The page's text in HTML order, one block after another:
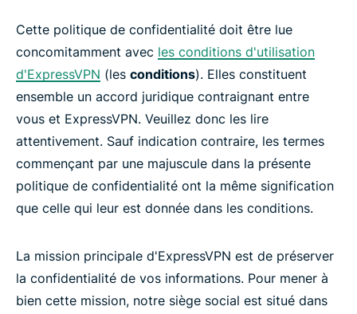
Cette politique de confidentialité doit être lue
concomitamment avec les conditions d'utilisation
d'ExpressVPN (les conditions). Elles constituent
ensemble un accord juridique contraignant entre
vous et ExpressVPN. Veuillez donc les lire
attentivement. Sauf indication contraire, les termes
commençant par une majuscule dans la présente
politique de confidentialité ont la même signification
que celle qui leur est donnée dans les conditions.
La mission principale d'ExpressVPN est de préserver
la confidentialité de vos informations. Pour mener à
bien cette mission, notre siège social est situé dans